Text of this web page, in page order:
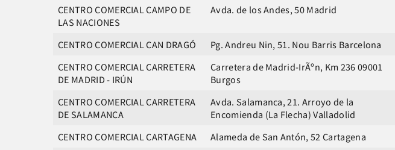
CENTRO COMERCIAL CAMPO DE
LAS NACIONES
Avda. de los Andes, 50 Madrid
CENTRO COMERCIAL CAN DRAGÓ Pg. Andreu Nin, 51. Nou Barris Barcelona
CENTRO COMERCIAL CARRETERA
DE MADRID - IRÚN
Carretera de Madrid-IrÃºn, Km 236 09001
Burgos
CENTRO COMERCIAL CARRETERA
DE SALAMANCA
Avda. Salamanca, 21. Arroyo de la
Encomienda (La Flecha) Valladolid
CENTRO COMERCIAL CARTAGENA Alameda de San Antón, 52 Cartagena